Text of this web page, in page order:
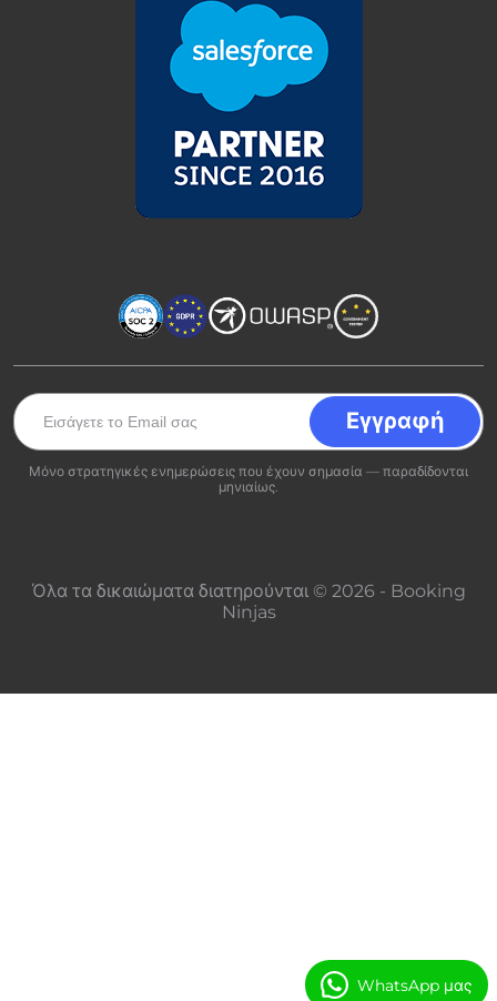
Μόνο στρατηγικές ενημερώσεις που έχουν σημασία — παραδίδονται
μηνιαίως.
Όλα τα δικαιώματα διατηρούνται © 2026 - Booking
Ninjas
WhatsApp μας